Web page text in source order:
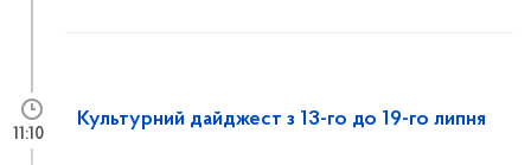
Культурний дайджест з 13-го до 19-го липня
11:10